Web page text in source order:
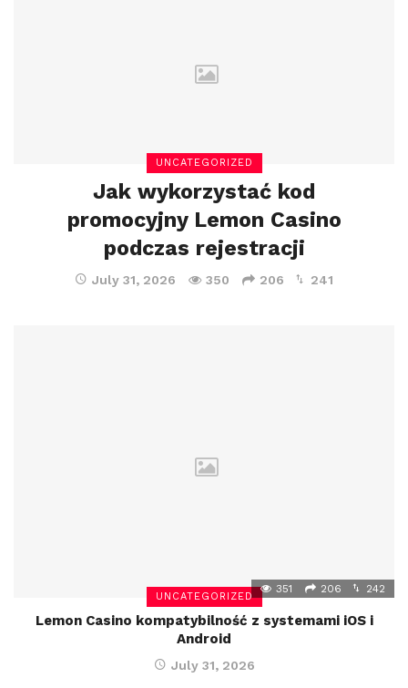
UNCATEGORIZED
Jak wykorzystać kod
promocyjny Lemon Casino
podczas rejestracji
July 31, 2026 350 206 241
UNCATEGORIZED
351 206 242
Lemon Casino kompatybilność z systemami iOS i
Android
July 31, 2026